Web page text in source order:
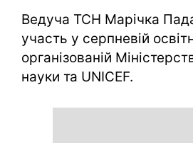
Ведуча ТСН Марічка
участь у серпневій
організованій
науки та UNICEF.